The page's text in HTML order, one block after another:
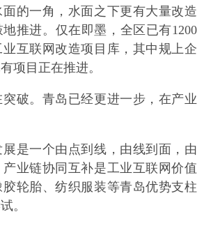
的一角，水面之下更有大量改造
推进。仅在即墨，全区已有1200
互联网改造项目库，其中规上企
项目正在推进。
破。青岛已经更进一步，在产业
是一个由点到线，由线到面，由
业链协同互补是工业互联网价值
轮胎、纺织服装等青岛优势支柱
。